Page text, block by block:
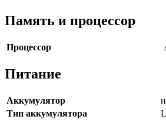
Память и процессор
Процессор
Питание
Аккумулятор
Тип аккумулятора